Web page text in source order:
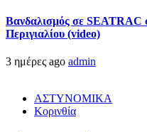
Βανδαλισμός σε SEATRAC
Περιγιαλίου (video)
3 ημέρες ago admin
ΑΣΤΥΝΟΜΙΚΑ
Κορινθία